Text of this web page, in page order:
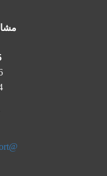
@Hyperstock_Support